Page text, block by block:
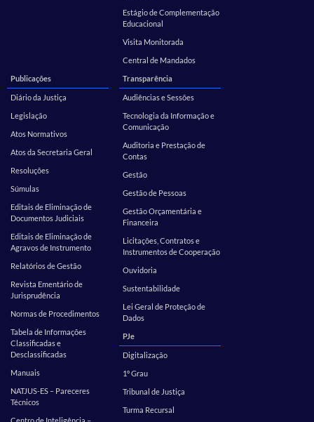
Estágio de Complementação
Educacional
Visita Monitorada
Central de Mandados
Publicações
Diário da Justiça
Legislação
Atos Normativos
Atos da Secretaria Geral
Resoluções
Súmulas
Editais de Eliminação de
Documentos Judiciais
Editais de Eliminação de
Agravos de Instrumento
Relatórios de Gestão
Revista Ementário de
Jurisprudência
Normas de Procedimentos
Tabela de Informações
Classificadas e
Desclassificadas
Manuais
NATJUS-ES – Pareceres
Técnicos
Transparência
Audiências e Sessões
Tecnologia da Informação e
Comunicação
Auditoria e Prestação de
Contas
Gestão
Gestão de Pessoas
Gestão Orçamentária e
Financeira
Licitações, Contratos e
Instrumentos de Cooperação
Ouvidoria
Sustentabilidade
Lei Geral de Proteção de
Dados
PJe
Digitalização
1º Grau
Tribunal de Justiça
Turma Recursal